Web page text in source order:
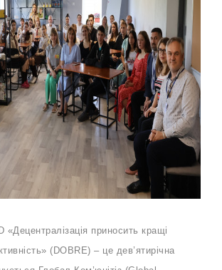
приносить кращі
(DOBRE) – це дев’ятирічна